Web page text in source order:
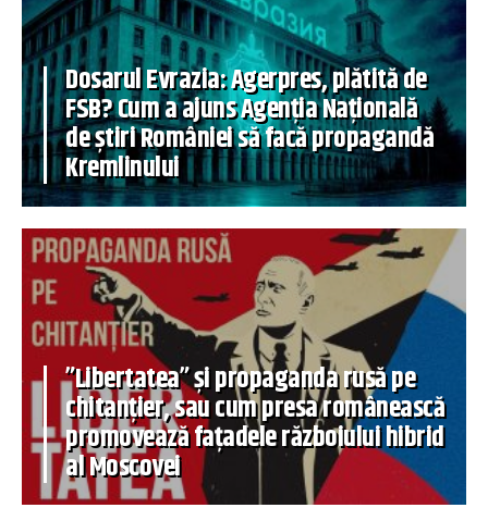
Dosarul Evrazia: Agerpres, plătită de
FSB? Cum a ajuns Agenția Națională
de știri României să facă propagandă
Kremlinului
”Libertatea” și propaganda rusă pe
chitanțier, sau cum presa românească
promovează fațadele războiului hibrid
al Moscovei